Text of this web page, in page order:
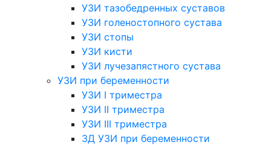
УЗИ тазобедренных суставов
УЗИ голеностопного сустава
УЗИ стопы
УЗИ кисти
УЗИ лучезапястного сустава
УЗИ при беременности
УЗИ I триместра
УЗИ II триместра
УЗИ III триместра
3Д УЗИ при беременности